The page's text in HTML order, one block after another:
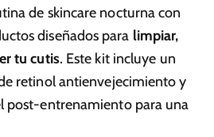
de skincare nocturna con
diseñados para limpiar,
tu cutis. Este kit incluye un
retinol antienvejecimiento y
post-entrenamiento para una